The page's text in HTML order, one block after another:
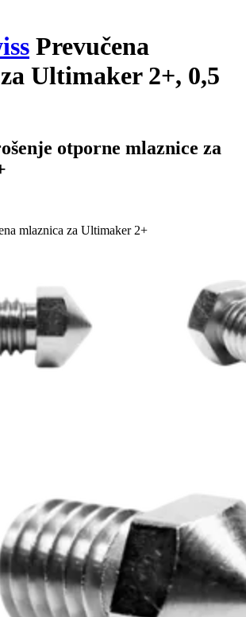
Prevučena
Ultimaker 2+, 0,5
otporne mlaznice za
mlaznica za Ultimaker 2+